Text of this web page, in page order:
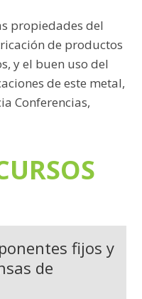
propiedades del
de productos
y el buen uso del
de este metal,
Conferencias,
fijos y
de